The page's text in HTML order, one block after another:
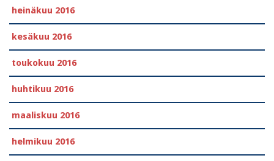
heinäkuu 2016
kesäkuu 2016
toukokuu 2016
huhtikuu 2016
maaliskuu 2016
helmikuu 2016